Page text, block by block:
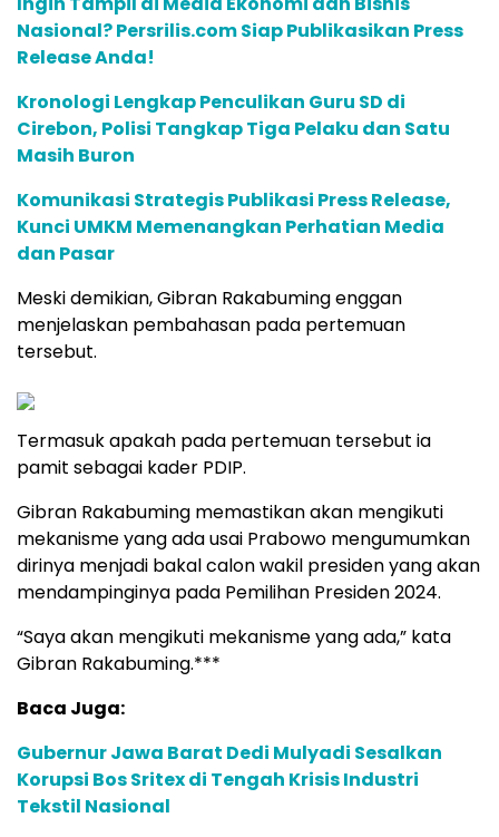
Nasional? Persrilis.com Siap Publikasikan Press
Release Anda!
Kronologi Lengkap Penculikan Guru SD di
Cirebon, Polisi Tangkap Tiga Pelaku dan Satu
Masih Buron
Komunikasi Strategis Publikasi Press Release,
Kunci UMKM Memenangkan Perhatian Media
dan Pasar
Meski demikian, Gibran Rakabuming enggan
menjelaskan pembahasan pada pertemuan
tersebut.
Termasuk apakah pada pertemuan tersebut ia
pamit sebagai kader PDIP.
Gibran Rakabuming memastikan akan mengikuti
mekanisme yang ada usai Prabowo mengumumkan
dirinya menjadi bakal calon wakil presiden yang akan
mendampinginya pada Pemilihan Presiden 2024.
“Saya akan mengikuti mekanisme yang ada,” kata
Gibran Rakabuming.***
Baca Juga:
Gubernur Jawa Barat Dedi Mulyadi Sesalkan
Korupsi Bos Sritex di Tengah Krisis Industri
Tekstil Nasional